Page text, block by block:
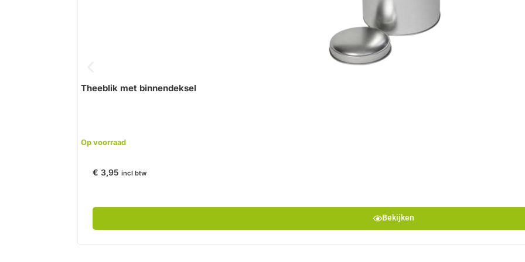
Theeblik met binnendeksel
Op voorraad
€ 3,95 incl btw
Bekijken